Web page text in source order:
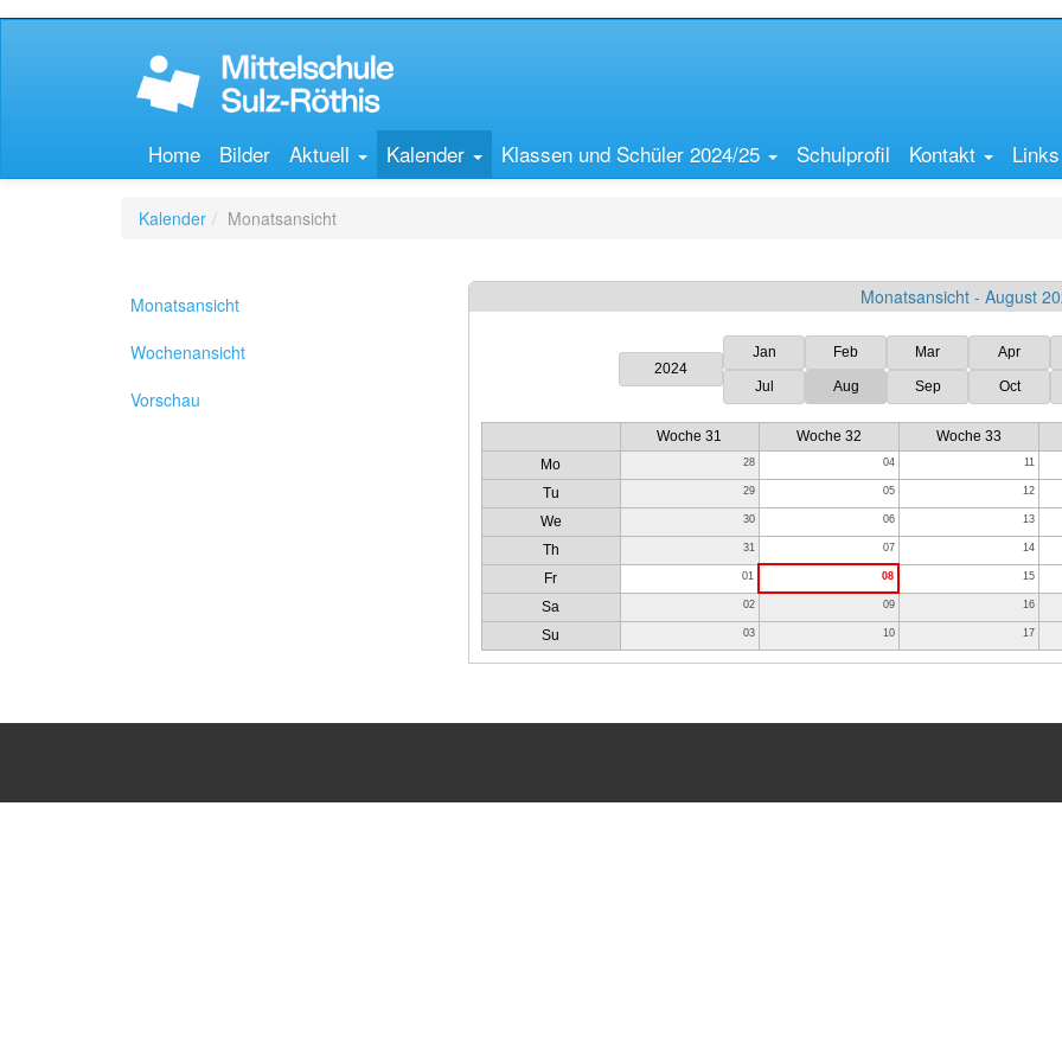
Home Bilder Aktuell Kalender Klassen und Schüler 2024/25 Schulprofil Kontakt Links
Kalender Monatsansicht
Monatsansicht
Wochenansicht
Vorschau
Monatsansicht - August
2024
Jan Feb Mar Apr
Jul Aug Sep Oct
Woche 31 Woche 32 Woche 33
Mo
28 04 11
Tu 29 05 12
We 30 06 13
Th 31 07 14
Fr 01 08 15
Sa 02 09 16
Su 03 10 17